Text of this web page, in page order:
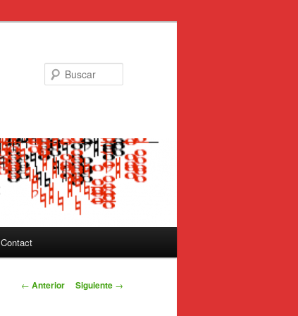
Contact
Navegación
← Anterior Siguiente →